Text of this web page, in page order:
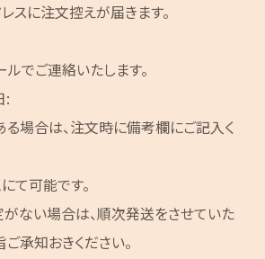
スに注文控えが届きます。
ルでご連絡いたします。
:
場合は、注文時に備考欄にご記入く
て可能です。
ない場合は、順次発送をさせていた
承知おきください。